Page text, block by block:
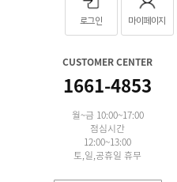
로그인 마이페이지
CUSTOMER CENTER
1661-4853
월~금 10:00~17:00
점심시간
12:00~13:00
토,일,공휴일 휴무